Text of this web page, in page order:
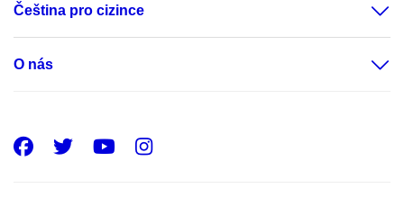
Čeština pro cizince
O nás
Facebook
Twitter
Youtube
Instagram